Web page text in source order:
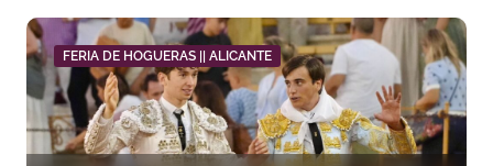
d
a
s
FERIA DE HOGUERAS || ALICANTE